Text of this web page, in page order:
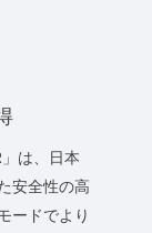
は、日本
安全性の高
ードでより